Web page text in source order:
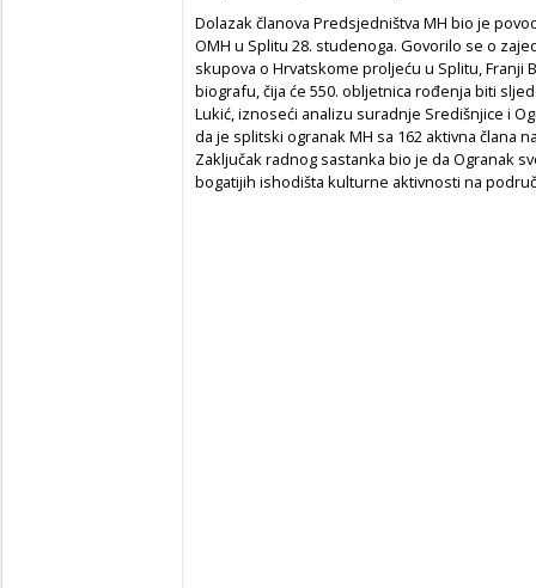
Dolazak članova Predsjedništva MH bio je
OMH u Splitu 28. studenoga. Govorilo se o
skupova o Hrvatskome proljeću u Splitu, Franji
biografu, čija će 550. obljetnica rođenja biti
Lukić, iznoseći analizu suradnje Središnjice i
da je splitski ogranak MH sa 162 aktivna člana
Zaključak radnog sastanka bio je da Ogranak
bogatijih ishodišta kulturne aktivnosti na